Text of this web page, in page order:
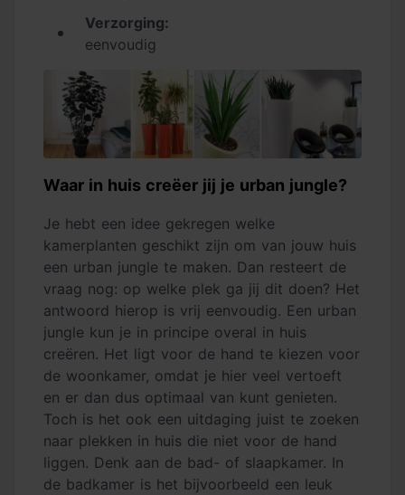
Verzorging:
eenvoudig
Waar in huis creëer jij je urban jungle?
Je hebt een idee gekregen welke
kamerplanten geschikt zijn om van jouw huis
een urban jungle te maken. Dan resteert de
vraag nog: op welke plek ga jij dit doen? Het
antwoord hierop is vrij eenvoudig. Een urban
jungle kun je in principe overal in huis
creëren. Het ligt voor de hand te kiezen voor
de woonkamer, omdat je hier veel vertoeft
en er dan dus optimaal van kunt genieten.
Toch is het ook een uitdaging juist te zoeken
naar plekken in huis die niet voor de hand
liggen. Denk aan de bad- of slaapkamer. In
de badkamer is het bijvoorbeeld een leuk